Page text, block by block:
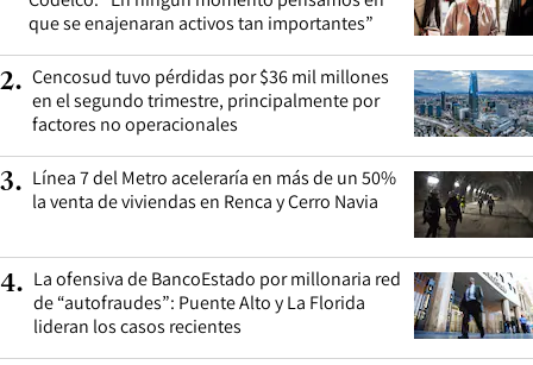
que se enajenaran activos tan importantes”
2. Cencosud tuvo pérdidas por $36 mil millones
en el segundo trimestre, principalmente por
factores no operacionales
3. Línea 7 del Metro aceleraría en más de un 50%
la venta de viviendas en Renca y Cerro Navia
4. La ofensiva de BancoEstado por millonaria red
de “autofraudes”: Puente Alto y La Florida
lideran los casos recientes